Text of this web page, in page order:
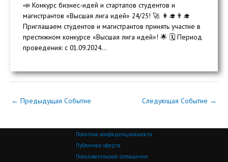
📣 Конкурс бизнес-идей и стартапов студентов и
магистрантов «Высшая лига идей» 24/25! 🚀 👩‍🎓👨‍🎓
Приглашаем студентов и магистрантов принять участие в
престижном конкурсе «Высшая лига идей»! 🌟 🗓 Период
проведения: с 01.09.2024...
← Предыдущая Событие Следующая Событие →
Политика конфиденциальности
Публичная оферта
Пользовательское соглашение